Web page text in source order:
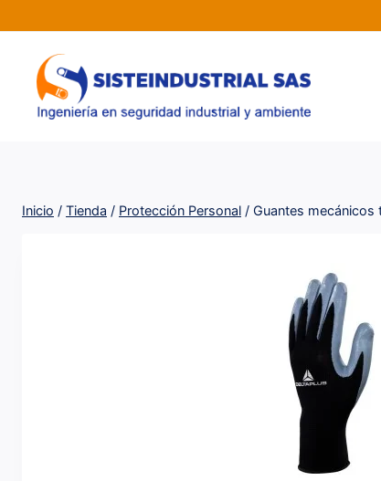
al
contenido
Inicio / Tienda / Protección Personal / Guantes mecánicos